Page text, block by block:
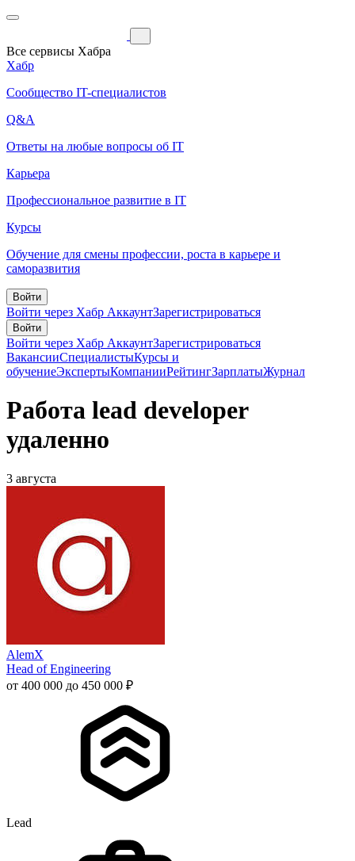
Все сервисы Хабра
Хабр
Сообщество IT-специалистов
Q&A
Ответы на любые вопросы об IT
Карьера
Профессиональное развитие в IT
Курсы
Обучение для смены профессии, роста в карьере и
саморазвития
Войти
Войти через Хабр АккаунтЗарегистрироваться
Войти
Войти через Хабр АккаунтЗарегистрироваться
ВакансииСпециалистыКурсы и
обучениеЭкспертыКомпанииРейтингЗарплатыЖурнал
Работа lead developer
удаленно
3 августа
AlemX
Head of Engineering
от 400 000 до 450 000 ₽
Lead